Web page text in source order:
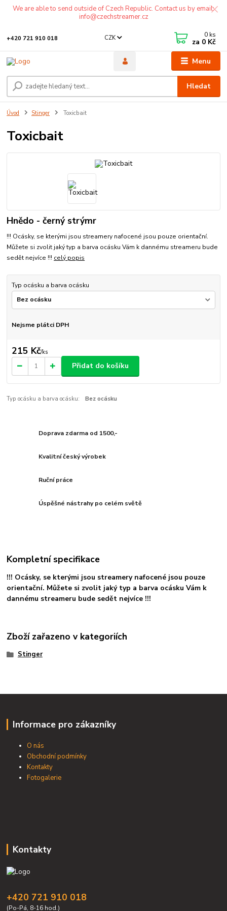
We are able to send outside of Czech Republic. Contact us by email:
info@czechstreamer.cz
Menu
CZK
Hledat
+420 721 910 018 0 ks
za 0 Kč
Úvod Stinger Toxicbait
Toxicbait
Hnědo - černý strýmr
!!! Ocásky, se kterými jsou streamery nafocené jsou pouze orientační.
Můžete si zvolit jaký typ a barva ocásku Vám k dannému streameru bude
sedět nejvíce !!! celý popis
Typ ocásku a barva ocásku
Nejsme plátci DPH
215 Kč/ks
Přidat do košíku
Typ ocásku a barva ocásku: Bez ocásku
Doprava zdarma od 1500,-
Kvalitní český výrobek
Ruční práce
Úspěšné nástrahy po celém světě
Kompletní specifikace
!!! Ocásky, se kterými jsou streamery nafocené jsou pouze
orientační. Můžete si zvolit jaký typ a barva ocásku Vám k
dannému streameru bude sedět nejvíce !!!
Zboží zařazeno v kategoriích
Stinger
Informace pro zákazníky
O nás
Obchodní podmínky
Kontakty
Fotogalerie
Kontakty
+420 721 910 018
(Po-Pá, 8-16 hod.)